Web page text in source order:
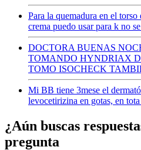
Para la quemadura en el
crema puedo usar para k no
DOCTORA BUENAS
TOMANDO HYNDRIAX
TOMO ISOCHECK
Mi BB tiene 3mese el
levocetirizina en gotas, en
¿Aún buscas
pregunta